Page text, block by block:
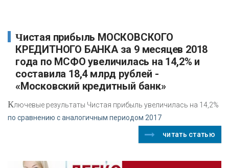
Чистая прибыль МОСКОВСКОГО
КРЕДИТНОГО БАНКА за 9 месяцев 2018
года по МСФО увеличилась на 14,2% и
составила 18,4 млрд рублей -
«Московский кредитный банк»
Ключевые результаты Чистая прибыль увеличилась на 14,2%
по сравнению с аналогичным периодом 2017
читать статью